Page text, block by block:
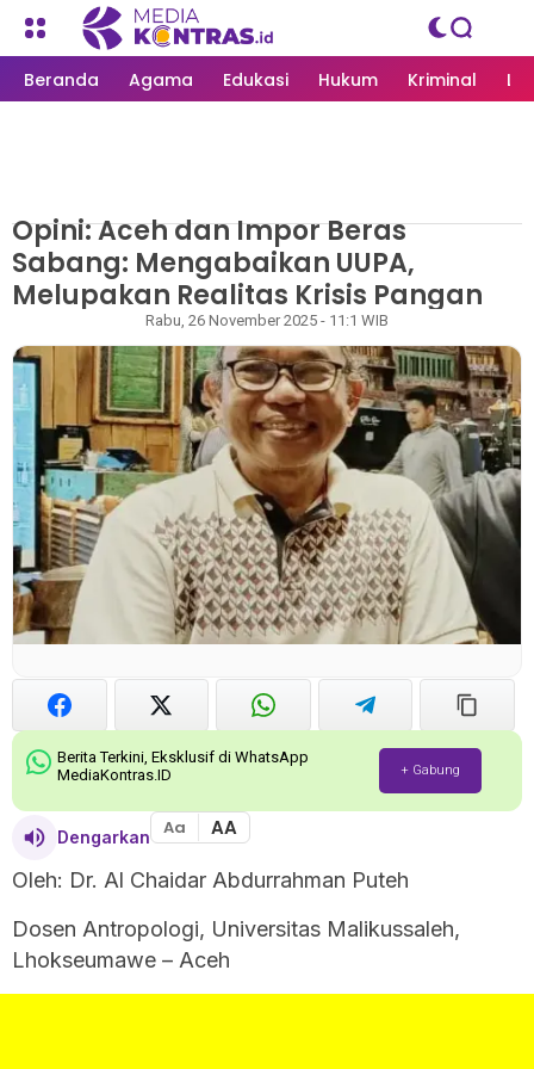
Beranda Agama Edukasi Hukum Kriminal
MEDIAKONTRAS.ID /OPINI
Opini: Aceh dan Impor Beras
Sabang: Mengabaikan UUPA,
Melupakan Realitas Krisis Pangan
Rabu, 26 November 2025 - 11:1 WIB
Berita Terkini, Eksklusif di WhatsApp
MediaKontras.ID
+ Gabung
Dengarkan Aa AA
Oleh: Dr. Al Chaidar Abdurrahman Puteh
Dosen Antropologi, Universitas Malikussaleh,
Lhokseumawe – Aceh